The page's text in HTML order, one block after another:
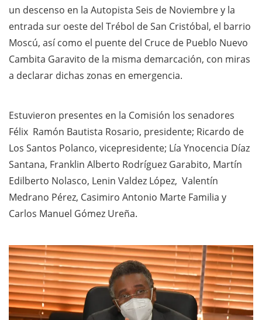
un descenso en la Autopista Seis de Noviembre y la
entrada sur oeste del Trébol de San Cristóbal, el barrio
Moscú, así como el puente del Cruce de Pueblo Nuevo
Cambita Garavito de la misma demarcación, con miras
a declarar dichas zonas en emergencia.
Estuvieron presentes en la Comisión los senadores
Félix Ramón Bautista Rosario, presidente; Ricardo de
Los Santos Polanco, vicepresidente; Lía Ynocencia Díaz
Santana, Franklin Alberto Rodríguez Garabito, Martín
Edilberto Nolasco, Lenin Valdez López, Valentín
Medrano Pérez, Casimiro Antonio Marte Familia y
Carlos Manuel Gómez Ureña.